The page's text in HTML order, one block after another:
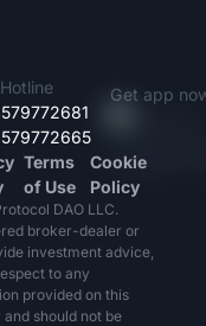
Get app
Terms
of Use
Cookie
Policy
DAO LLC.
broker-dealer or
investment advice,
to any
provided on this
should not be